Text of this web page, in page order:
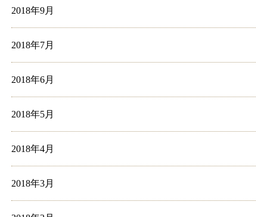
2018年9月
2018年7月
2018年6月
2018年5月
2018年4月
2018年3月